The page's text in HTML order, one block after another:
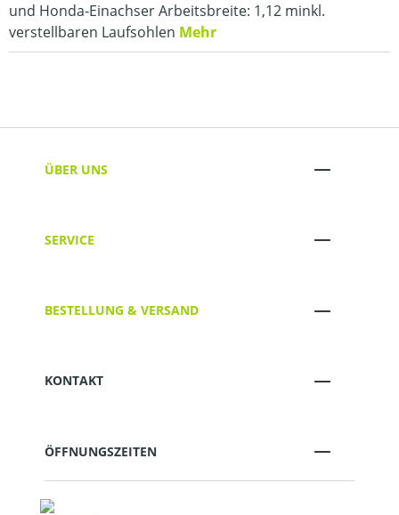
und Honda-Einachser Arbeitsbreite: 1,12 minkl.
verstellbaren Laufsohlen Mehr
ÜBER UNS
SERVICE
BESTELLUNG & VERSAND
KONTAKT
ÖFFNUNGSZEITEN